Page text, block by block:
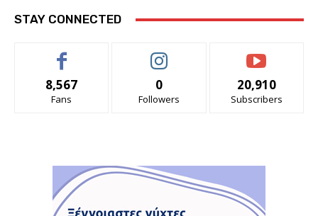
STAY CONNECTED
8,567
Fans
0
Followers
20,910
Subscribers